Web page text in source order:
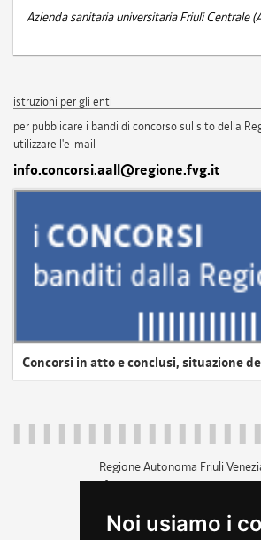
Noi usiamo i
Azienda sanitaria universitaria Friuli Centrale
istruzioni per gli enti
per pubblicare i bandi di concorso sul sito della
utilizzare l'e-mail
info.concorsi.aall@regione.fvg.it
Concorsi in atto e conclusi, situazione
Regione Autonoma Friuli
c.f. 80014930327; p.iva
+39 040 3771111